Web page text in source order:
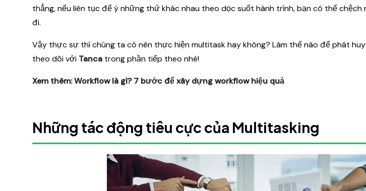
thẳng, nếu liên tục để ý những thứ khác nhau theo dọc suốt hành trình, bạn có thể chệch
đi.
Vậy thực sự thì chúng ta có nên thực hiện multitask hay không? Làm thế nào để phát
theo dõi với Tanca trong phần tiếp theo nhé!
Xem thêm:Workflow là gì? 7 bước để xây dựng workflow hiệu quả
Những tác động tiêu cực của Multitasking